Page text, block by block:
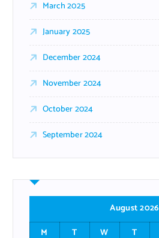
March 2025
January 2025
December 2024
November 2024
October 2024
September 2024
August 2026
M
T W T